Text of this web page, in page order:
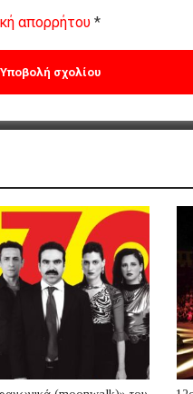
απορρήτου *